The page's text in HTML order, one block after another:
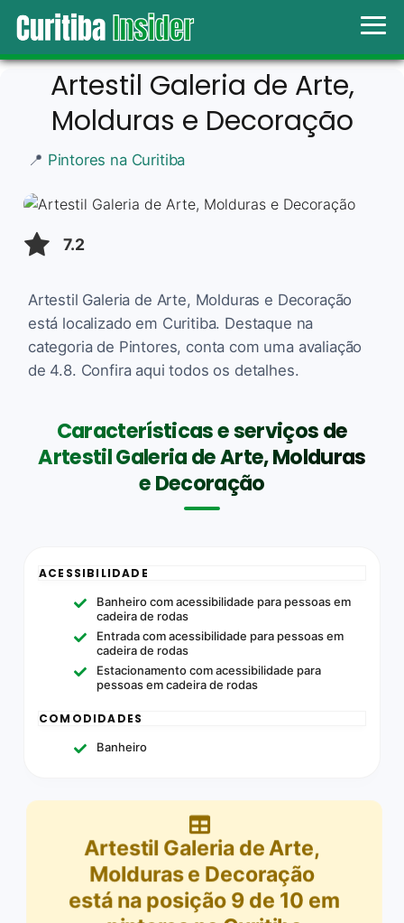
Artestil Galeria de Arte,
Molduras e Decoração
📍 Pintores na Curitiba
7.2
Artestil Galeria de Arte, Molduras e Decoração
está localizado em Curitiba. Destaque na
categoria de Pintores, conta com uma avaliação
de 4.8. Confira aqui todos os detalhes.
Características e serviços de
Artestil Galeria de Arte, Molduras
e Decoração
ACESSIBILIDADE
Banheiro com acessibilidade para pessoas em
cadeira de rodas
Entrada com acessibilidade para pessoas em
cadeira de rodas
Estacionamento com acessibilidade para
pessoas em cadeira de rodas
COMODIDADES
Banheiro
Artestil Galeria de Arte,
Molduras e Decoração
está na posição 9 de 10 em